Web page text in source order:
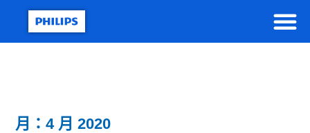
月：4 月 2020